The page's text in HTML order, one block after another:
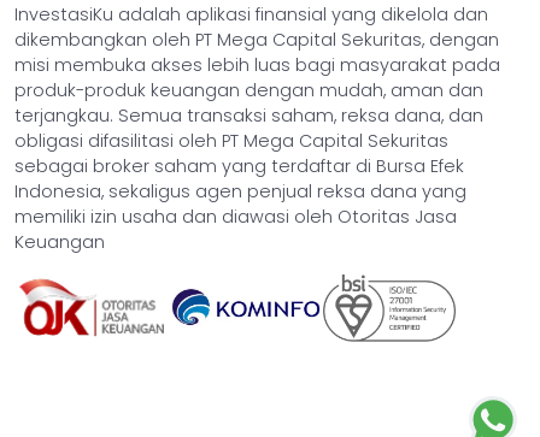
InvestasiKu adalah aplikasi finansial yang dikelola dan
dikembangkan oleh PT Mega Capital Sekuritas, dengan
misi membuka akses lebih luas bagi masyarakat pada
produk-produk keuangan dengan mudah, aman dan
terjangkau. Semua transaksi saham, reksa dana, dan
obligasi difasilitasi oleh PT Mega Capital Sekuritas
sebagai broker saham yang terdaftar di Bursa Efek
Indonesia, sekaligus agen penjual reksa dana yang
memiliki izin usaha dan diawasi oleh Otoritas Jasa
Keuangan